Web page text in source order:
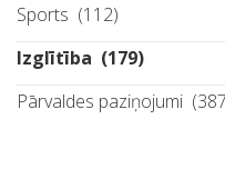
Sports (112)
Izglītība (179)
Pārvaldes paziņojumi